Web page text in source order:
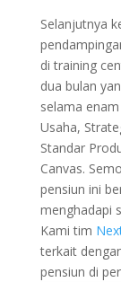
Selanjutnya
di training
dua bulan
selama
Usaha,
Standar
Canvas.
pensiun ini
menghadapi
Kami tim
terkait
pensiun di